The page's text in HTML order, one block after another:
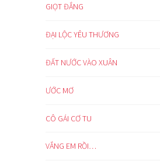
GIỌT ĐẮNG
ĐẠI LỘC YÊU THƯƠNG
ĐẤT NƯỚC VÀO XUÂN
ƯỚC MƠ
CÔ GÁI CƠ TU
VẮNG EM RỒI…